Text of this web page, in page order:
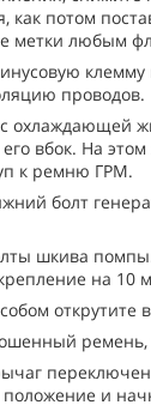
как потом
метки любым
клемму
проводов.
охлаждающей
вбок. На
к ремню ГРМ.
болт
шкива
на 10
открутите
ремень,
и